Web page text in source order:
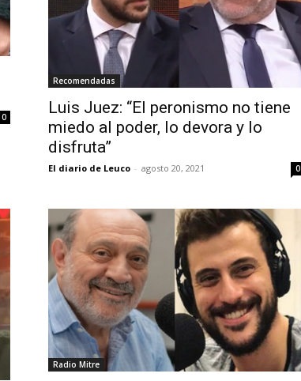
0
Recomendadas
Luis Juez: “El peronismo no tiene
miedo al poder, lo devora y lo
disfruta”
El diario de Leuco - agosto 20, 2021 0
Radio Mitre